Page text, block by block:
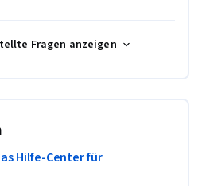
Fragen anzeigen
Hilfe-Center für